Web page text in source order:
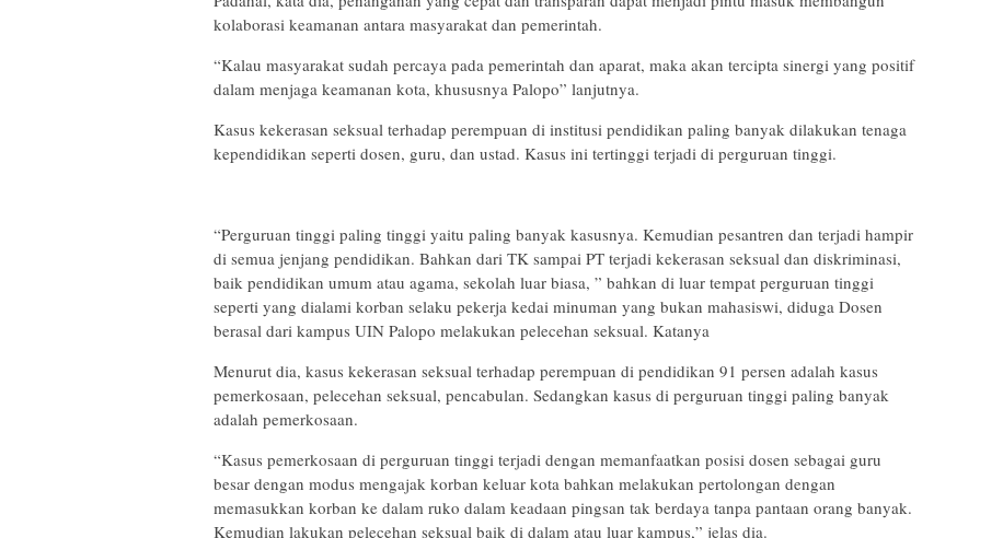
kolaborasi keamanan antara masyarakat dan pemerintah.
“Kalau masyarakat sudah percaya pada pemerintah dan aparat, maka akan tercipta sinergi yang positif
dalam menjaga keamanan kota, khususnya Palopo” lanjutnya.
Kasus kekerasan seksual terhadap perempuan di institusi pendidikan paling banyak dilakukan tenaga
kependidikan seperti dosen, guru, dan ustad. Kasus ini tertinggi terjadi di perguruan tinggi.
“Perguruan tinggi paling tinggi yaitu paling banyak kasusnya. Kemudian pesantren dan terjadi hampir
di semua jenjang pendidikan. Bahkan dari TK sampai PT terjadi kekerasan seksual dan diskriminasi,
baik pendidikan umum atau agama, sekolah luar biasa, ” bahkan di luar tempat perguruan tinggi
seperti yang dialami korban selaku pekerja kedai minuman yang bukan mahasiswi, diduga Dosen
berasal dari kampus UIN Palopo melakukan pelecehan seksual. Katanya
Menurut dia, kasus kekerasan seksual terhadap perempuan di pendidikan 91 persen adalah kasus
pemerkosaan, pelecehan seksual, pencabulan. Sedangkan kasus di perguruan tinggi paling banyak
adalah pemerkosaan.
“Kasus pemerkosaan di perguruan tinggi terjadi dengan memanfaatkan posisi dosen sebagai guru
besar dengan modus mengajak korban keluar kota bahkan melakukan pertolongan dengan
memasukkan korban ke dalam ruko dalam keadaan pingsan tak berdaya tanpa pantaan orang banyak.
Kemudian lakukan pelecehan seksual baik di dalam atau luar kampus,” jelas dia.